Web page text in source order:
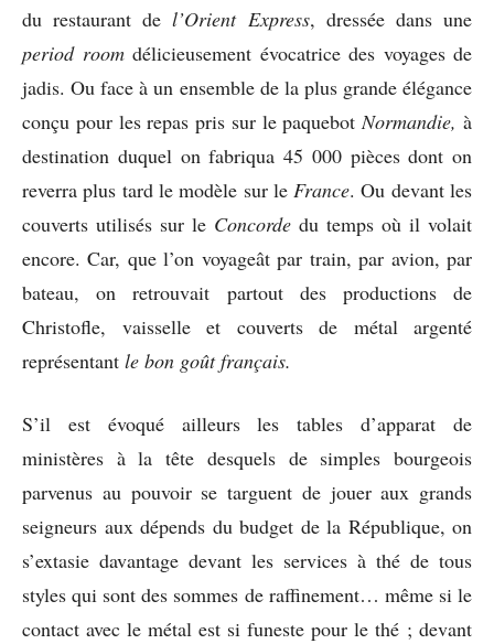
du restaurant del’Orient Express, dressée dans une
period room délicieusement évocatrice des voyages de
jadis. Ou face à un ensemble de la plus grande élégance
conçu pour les repas pris sur le paquebotNormandie, à
destination duquel on fabriqua 45 000 pièces dont on
reverra plus tard le modèle sur leFrance. Ou devant les
couverts utilisés sur le Concorde du temps où il volait
encore. Car, que l’on voyageât par train, par avion, par
bateau, on retrouvait partout des productions de
Christofle, vaisselle et couverts de métal argenté
représentant le bon goût français.
S’il est évoqué ailleurs les tables d’apparat de
ministères à la tête desquels de simples bourgeois
parvenus au pouvoir se targuent de jouer aux grands
seigneurs aux dépends du budget de la République, on
s’extasie davantage devant les services à thé de tous
styles qui sont des sommes de raffinement… même si le
contact avec le métal est si funeste pour le thé ; devant